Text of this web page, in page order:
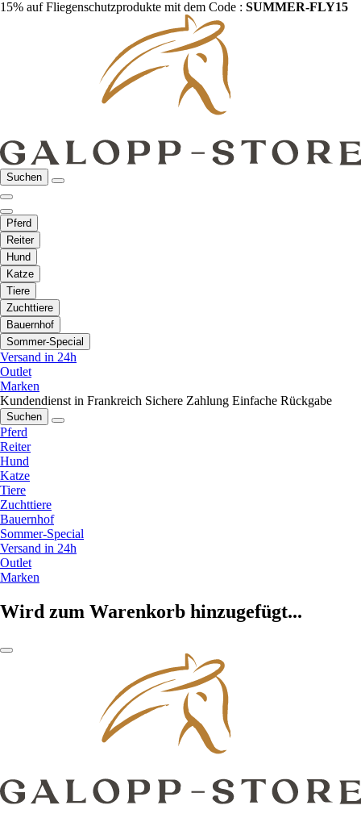
15% auf Fliegenschutzprodukte mit dem Code : SUMMER-FLY15
Suchen
Pferd
Reiter
Hund
Katze
Tiere
Zuchttiere
Bauernhof
Sommer-Special
Versand in 24h
Outlet
Marken
Kundendienst in Frankreich Sichere Zahlung Einfache Rückgabe
Suchen
Pferd
Reiter
Hund
Katze
Tiere
Zuchttiere
Bauernhof
Sommer-Special
Versand in 24h
Outlet
Marken
Wird zum Warenkorb hinzugefügt...